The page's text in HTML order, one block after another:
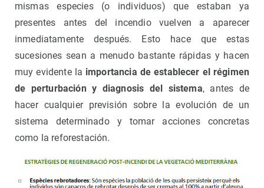
mismas especies (o individuos) que estaban ya
presentes antes del incendio vuelven a aparecer
inmediatamente después. Esto hace que estas
sucesiones sean a menudo bastante rápidas y hacen
muy evidente la importancia de establecer el régimen
de perturbación y diagnosis del sistema, antes de
hacer cualquier previsión sobre la evolución de un
sistema determinado y tomar acciones concretas
como la reforestación.